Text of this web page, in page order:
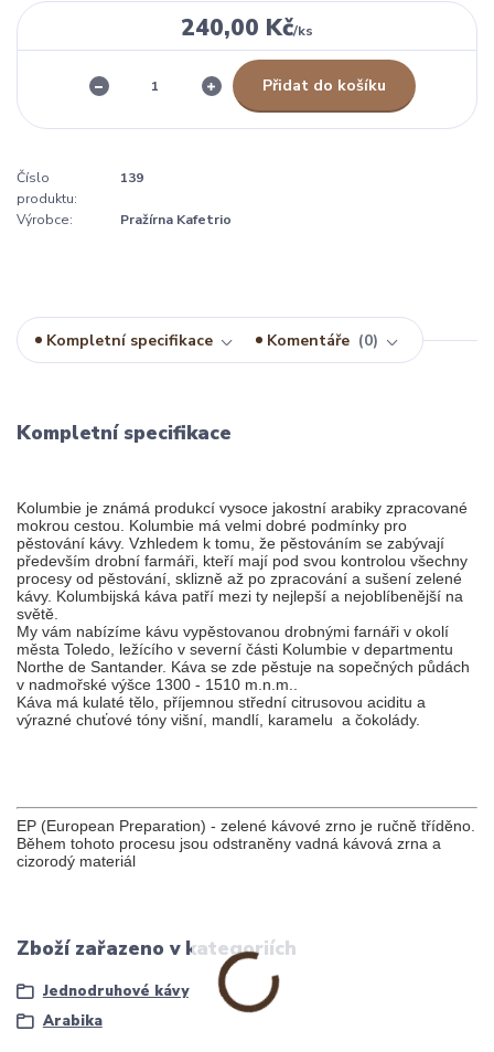
240,00 Kč/ks
Přidat do košíku
Číslo
produktu:
139
Výrobce: Pražírna Kafetrio
Kompletní specifikace Komentáře 0
Kompletní specifikace
Kolumbie je známá produkcí vysoce jakostní arabiky zpracované
mokrou cestou. Kolumbie má velmi dobré podmínky pro
pěstování kávy. Vzhledem k tomu, že pěstováním se zabývají
především drobní farmáři, kteří mají pod svou kontrolou všechny
procesy od pěstování, sklizně až po zpracování a sušení zelené
kávy. Kolumbijská káva patří mezi ty nejlepší a nejoblíbenější na
světě.
My vám nabízíme kávu vypěstovanou drobnými farnáři v okolí
města Toledo, ležícího v severní části Kolumbie v departmentu
Northe de Santander. Káva se zde pěstuje na sopečných půdách
v nadmořské výšce 1300 - 1510 m.n.m..
Káva má kulaté tělo, příjemnou střední citrusovou aciditu a
výrazné chuťové tóny višní, mandlí, karamelu a čokolády.
EP (European Preparation) - zelené kávové zrno je ručně tříděno.
Během tohoto procesu jsou odstraněny vadná kávová zrna a
cizorodý materiál
Zboží zařazeno v kategoriích
Jednodruhové kávy
Arabika